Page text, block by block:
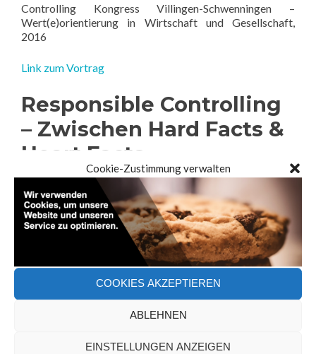
Cookie-Zustimmung verwalten
COOKIES AKZEPTIEREN
ABLEHNEN
EINSTELLUNGEN ANZEIGEN
Controlling Kongress Villingen-Schwenningen –
Wert(e)orientierung in Wirtschaft und Gesellschaft,
2016
Link zum Vortrag
Responsible Controlling
– Zwischen Hard Facts &
Heart Facts
Rotary Club Konstanz, 2015
Nachhaltigkeitscontrolli
ng – Daten erheben oder
Wandel leben?